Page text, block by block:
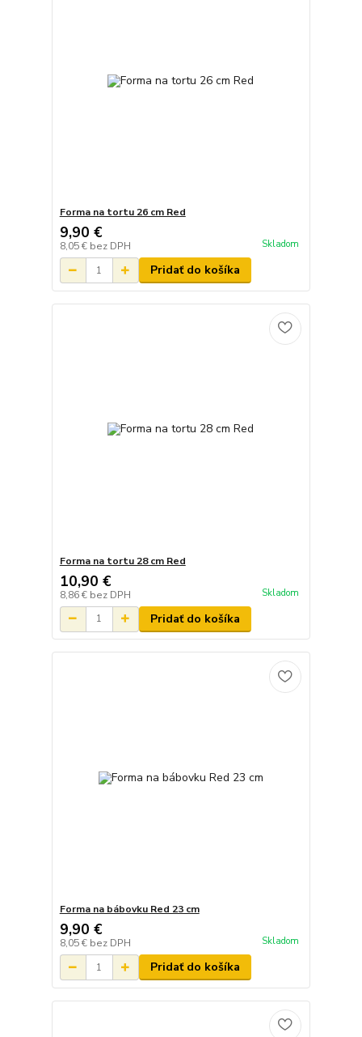
Forma na tortu 26 cm Red
9,90 €
8,05 € bez DPH Skladom
Pridať do košíka
Forma na tortu 28 cm Red
10,90 €
8,86 € bez DPH Skladom
Pridať do košíka
Forma na bábovku Red 23 cm
9,90 €
8,05 € bez DPH Skladom
Pridať do košíka